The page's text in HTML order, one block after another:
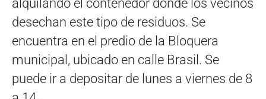
alquilando el contenedor donde los vecinos
desechan este tipo de residuos. Se
encuentra en el predio de la Bloquera
municipal, ubicado en calle Brasil. Se
puede ir a depositar de lunes a viernes de 8